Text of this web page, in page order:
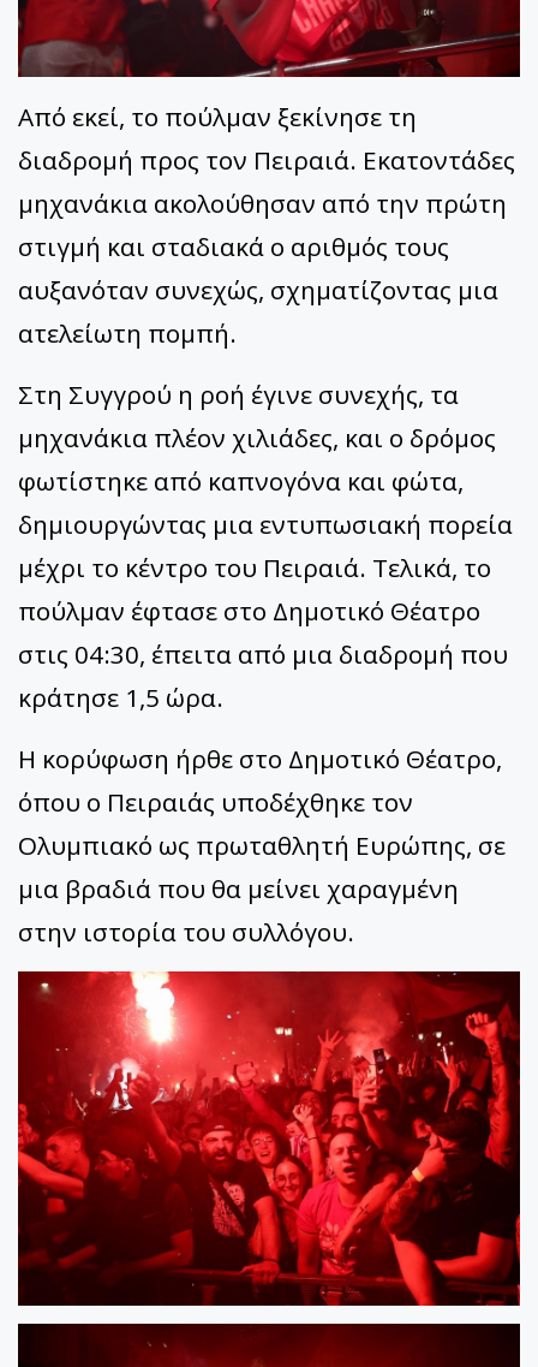
Από εκεί, το πούλμαν ξεκίνησε τη
διαδρομή προς τον Πειραιά. Εκατοντάδες
μηχανάκια ακολούθησαν από την πρώτη
στιγμή και σταδιακά ο αριθμός τους
αυξανόταν συνεχώς, σχηματίζοντας μια
ατελείωτη πομπή.
Στη Συγγρού η ροή έγινε συνεχής, τα
μηχανάκια πλέον χιλιάδες, και ο δρόμος
φωτίστηκε από καπνογόνα και φώτα,
δημιουργώντας μια εντυπωσιακή πορεία
μέχρι το κέντρο του Πειραιά. Τελικά, το
πούλμαν έφτασε στο Δημοτικό Θέατρο
στις 04:30, έπειτα από μια διαδρομή που
κράτησε 1,5 ώρα.
Η κορύφωση ήρθε στο Δημοτικό Θέατρο,
όπου ο Πειραιάς υποδέχθηκε τον
Ολυμπιακό ως πρωταθλητή Ευρώπης, σε
μια βραδιά που θα μείνει χαραγμένη
στην ιστορία του συλλόγου.